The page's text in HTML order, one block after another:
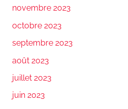
novembre 2023
octobre 2023
septembre 2023
août 2023
juillet 2023
juin 2023